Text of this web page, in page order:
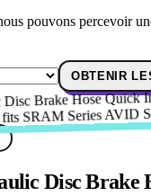
pouvons percevoir
OBTENIR
Disc Brake